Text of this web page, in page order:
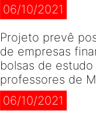
06/10/2021
Projeto prevê
de empresas
bolsas de estudo
professores de
06/10/2021